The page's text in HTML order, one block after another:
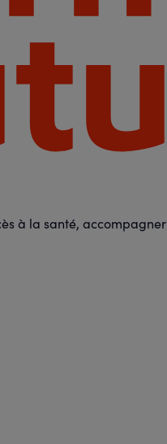
à la santé,